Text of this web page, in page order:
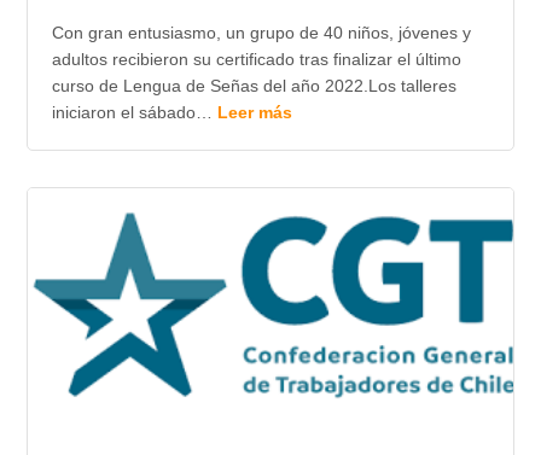
Con gran entusiasmo, un grupo de 40 niños, jóvenes y
adultos recibieron su certificado tras finalizar el último
curso de Lengua de Señas del año 2022.Los talleres
iniciaron el sábado… Leer más